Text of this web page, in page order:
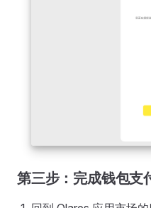
第三步：完成钱包支